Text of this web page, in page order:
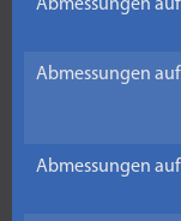
Abmessungen
Abmessungen
Abmessungen